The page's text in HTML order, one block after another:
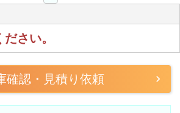
さい。
確認・見積り依頼